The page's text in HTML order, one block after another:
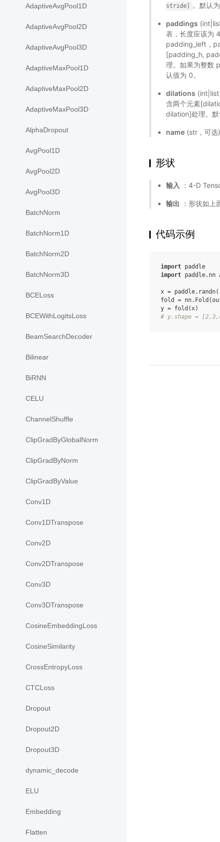
AdaptiveAvgPool1D
AdaptiveAvgPool2D
AdaptiveAvgPool3D
AdaptiveMaxPool1D
AdaptiveMaxPool2D
AdaptiveMaxPool3D
AlphaDropout
AvgPool1D
AvgPool2D
AvgPool3D
BatchNorm
BatchNorm1D
BatchNorm2D
BatchNorm3D
BCELoss
BCEWithLogitsLoss
BeamSearchDecoder
Bilinear
BiRNN
CELU
ChannelShuffle
ClipGradByGlobalNorm
ClipGradByNorm
ClipGradByValue
Conv1D
Conv1DTranspose
Conv2D
Conv2DTranspose
Conv3D
Conv3DTranspose
CosineEmbeddingLoss
CosineSimilarity
CrossEntropyLoss
CTCLoss
Dropout
Dropout2D
Dropout3D
dynamic_decode
ELU
Embedding
Flatten
stride]
。默认
paddings
表，长度应该为
padding_left，
[padding_h,
理。如果为整数
认值为 0。
dilations
含两个元素
dilation]处理。
name (str，可
形状
输入 ：4-D
输出 ：形状如
代码示例
import paddle
import paddle.nn
x = paddle. randn
fold
= nn. Fold (
y = fold (x)
# y.shape =